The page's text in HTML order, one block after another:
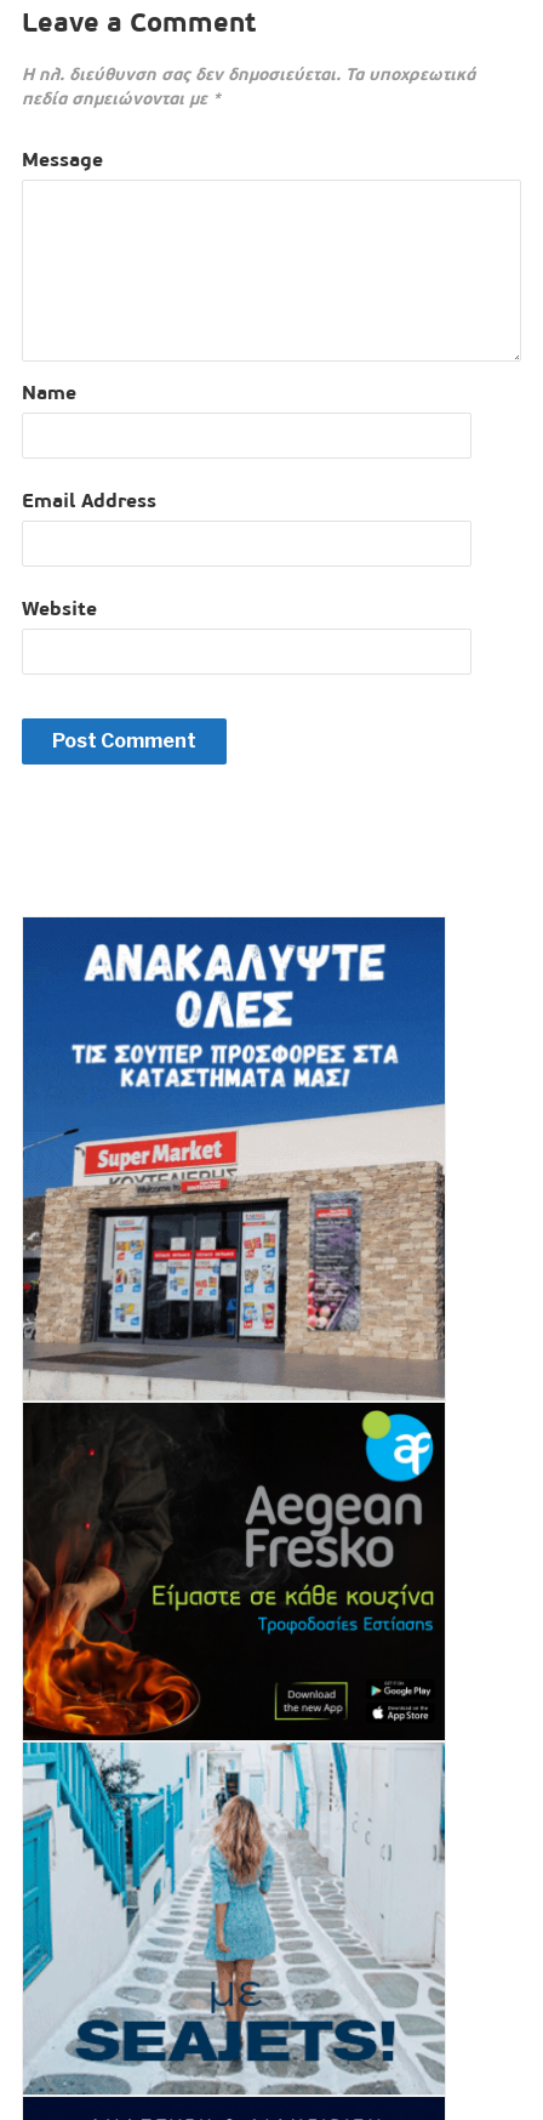
Leave a Comment
Η ηλ. διεύθυνση σας δεν δημοσιεύεται. Τα υποχρεωτικά
πεδία σημειώνονται με *
Message
Name
Email Address
Website